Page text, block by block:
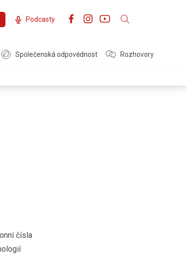
Podcasty
Společenská odpovědnost Rozhovory
čísla